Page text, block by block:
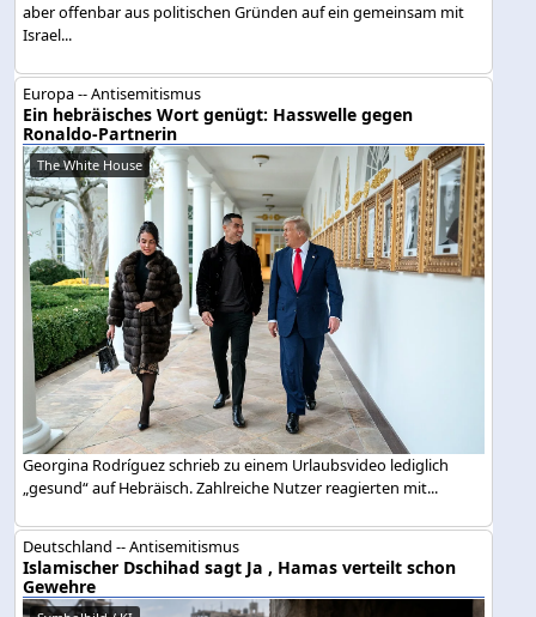
aber offenbar aus politischen Gründen auf ein gemeinsam mit
Israel...
Europa -- Antisemitismus
Ein hebräisches Wort genügt: Hasswelle gegen
Ronaldo-Partnerin
The White House
Georgina Rodríguez schrieb zu einem Urlaubsvideo lediglich
„gesund“ auf Hebräisch. Zahlreiche Nutzer reagierten mit...
Deutschland -- Antisemitismus
Islamischer Dschihad sagt Ja , Hamas verteilt schon
Gewehre